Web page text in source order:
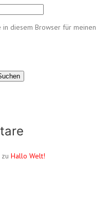
in diesem Browser für meinen
zu Hallo Welt!